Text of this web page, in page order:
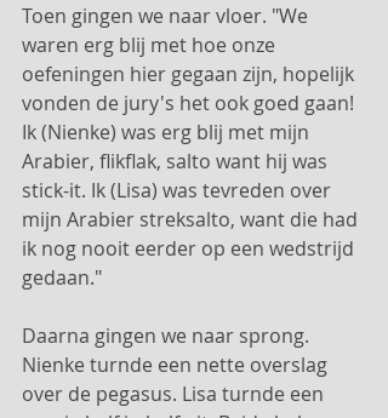
Toen gingen we naar vloer. "We
waren erg blij met hoe onze
oefeningen hier gegaan zijn, hopelijk
vonden de jury's het ook goed gaan!
Ik (Nienke) was erg blij met mijn
Arabier, flikflak, salto want hij was
stick-it. Ik (Lisa) was tevreden over
mijn Arabier streksalto, want die had
ik nog nooit eerder op een wedstrijd
gedaan."
Daarna gingen we naar sprong.
Nienke turnde een nette overslag
over de pegasus. Lisa turnde een